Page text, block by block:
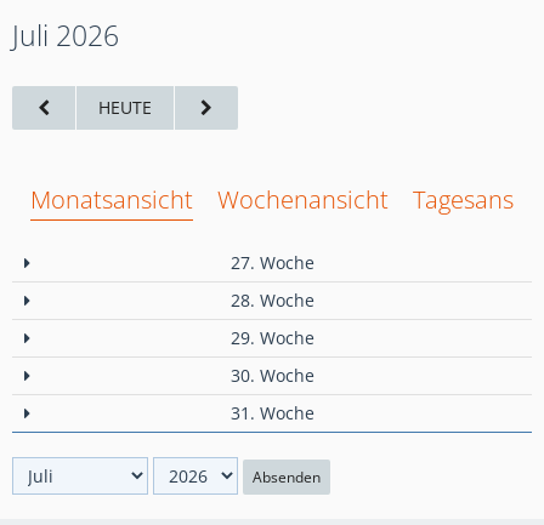
Juli 2026
HEUTE
Monatsansicht Wochenansicht
27. Woche
28. Woche
29. Woche
30. Woche
31. Woche
Absenden